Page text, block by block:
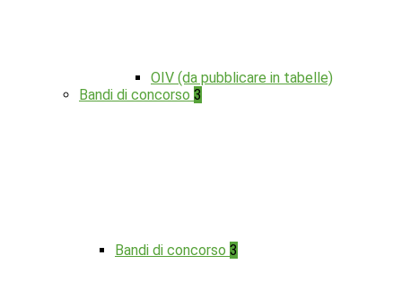
OIV (da pubblicare in tabelle)
Bandi di concorso 3
Bandi di concorso 3